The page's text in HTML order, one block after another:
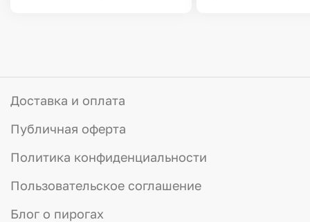
Доставка и оплата
Публичная оферта
Политика конфиденциальности
Пользовательское соглашение
Блог о пирогах